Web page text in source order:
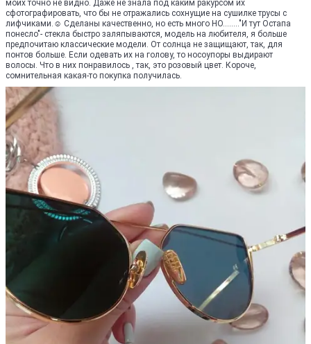
моих точно не видно. Даже не знала под каким ракурсом их
сфотографировать, что бы не отражались сохнущие на сушилке трусы с
лифчиками.☺ Сделаны качественно, но есть много НО........"И тут Остапа
понесло"- стекла быстро заляпываются, модель на любителя, я больше
предпочитаю классические модели. От солнца не защищают, так, для
понтов больше. Если одевать их на голову, то носоупоры выдирают
волосы. Что в них понравилось , так, это розовый цвет. Короче,
сомнительная какая-то покупка получилась.